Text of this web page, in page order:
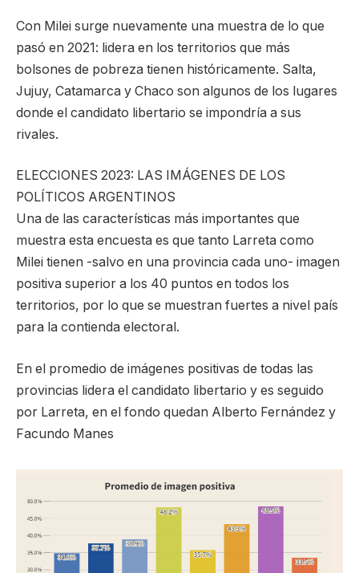
Con Milei surge nuevamente una muestra de lo que
pasó en 2021: lidera en los territorios que más
bolsones de pobreza tienen históricamente. Salta,
Jujuy, Catamarca y Chaco son algunos de los lugares
donde el candidato libertario se impondría a sus
rivales.
ELECCIONES 2023: LAS IMÁGENES DE LOS
POLÍTICOS ARGENTINOS
Una de las características más importantes que
muestra esta encuesta es que tanto Larreta como
Milei tienen -salvo en una provincia cada uno- imagen
positiva superior a los 40 puntos en todos los
territorios, por lo que se muestran fuertes a nivel país
para la contienda electoral.
En el promedio de imágenes positivas de todas las
provincias lidera el candidato libertario y es seguido
por Larreta, en el fondo quedan Alberto Fernández y
Facundo Manes